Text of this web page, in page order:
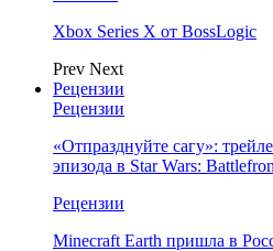
Xbox Series X от BossLogic
Prev Next
Рецензии
Рецензии
«Отпразднуйте сагу»:
эпизода в Star Wars:
Рецензии
Minecraft Earth пришла в